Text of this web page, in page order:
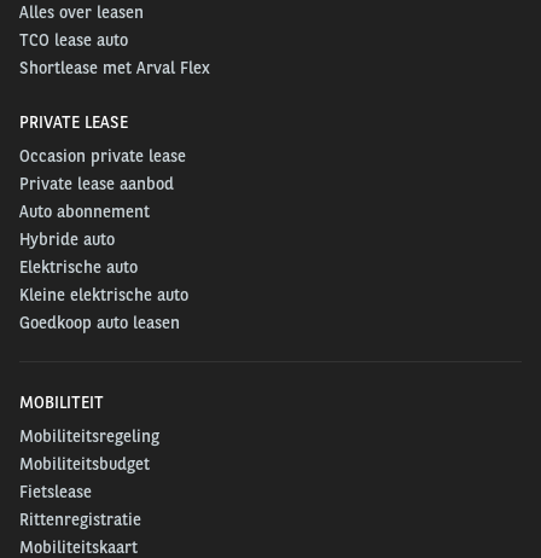
Alles over leasen
TCO lease auto
Shortlease met Arval Flex
PRIVATE LEASE
Occasion private lease
Private lease aanbod
Auto abonnement
Hybride auto
Elektrische auto
Kleine elektrische auto
Goedkoop auto leasen
MOBILITEIT
Mobiliteitsregeling
Mobiliteitsbudget
Fietslease
Rittenregistratie
Mobiliteitskaart